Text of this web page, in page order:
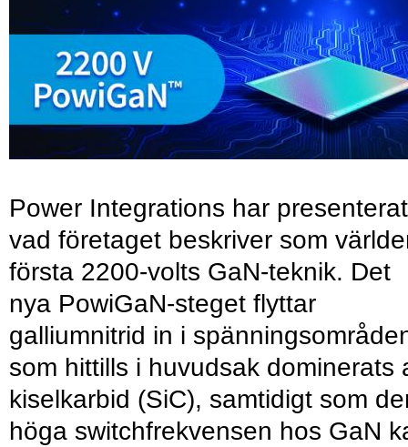
Power Integrations har presenterat
vad företaget beskriver som
första 2200-volts GaN-teknik. Det
nya PowiGaN-steget flyttar
galliumnitrid in i
som hittills i huvudsak dominerats
kiselkarbid (SiC), samtidigt som
höga switchfrekvensen hos GaN